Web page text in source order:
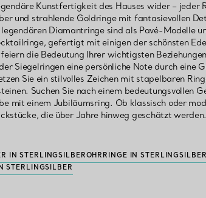
Kunstfertigkeit des Hauses wider – jeder
und strahlende Goldringe mit fantasievollen
Diamantringe sind als Pavé-Modelle
gefertigt mit einigen der schönsten
die Bedeutung Ihrer wichtigsten
Siegelringen eine persönliche Note durch eine
Sie ein stilvolles Zeichen mit stapelbaren
Suchen Sie nach einem bedeutungsvollen
mit einem Jubiläumsring. Ob klassisch oder
die über Jahre hinweg geschätzt werden.
IN STERLINGSILBEROHRRINGE IN STERLINGSILBER
STERLINGSILBER